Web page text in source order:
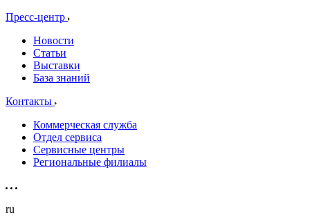
Пресс-центр
Новости
Статьи
Выставки
База знаний
Контакты
Коммерческая служба
Отдел сервиса
Сервисные центры
Региональные филиалы
ru